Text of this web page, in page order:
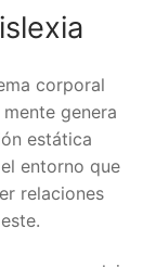
corporal
genera
estática
entorno que
relaciones